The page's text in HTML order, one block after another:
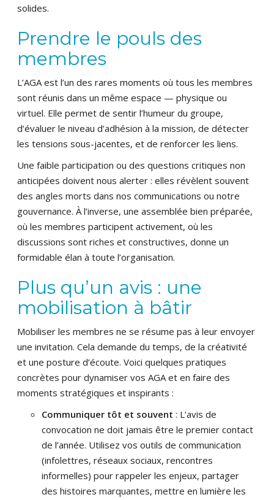
solides.
Prendre le pouls des
membres
L’AGA est l’un des rares moments où tous les membres
sont réunis dans un même espace — physique ou
virtuel. Elle permet de sentir l’humeur du groupe,
d’évaluer le niveau d’adhésion à la mission, de détecter
les tensions sous-jacentes, et de renforcer les liens.
Une faible participation ou des questions critiques non
anticipées doivent nous alerter : elles révèlent souvent
des angles morts dans nos communications ou notre
gouvernance. À l’inverse, une assemblée bien préparée,
où les membres participent activement, où les
discussions sont riches et constructives, donne un
formidable élan à toute l’organisation.
Plus qu’un avis : une
mobilisation à bâtir
Mobiliser les membres ne se résume pas à leur envoyer
une invitation. Cela demande du temps, de la créativité
et une posture d’écoute. Voici quelques pratiques
concrètes pour dynamiser vos AGA et en faire des
moments stratégiques et inspirants :
Communiquer tôt et souvent : L’avis de
convocation ne doit jamais être le premier contact
de l’année. Utilisez vos outils de communication
(infolettres, réseaux sociaux, rencontres
informelles) pour rappeler les enjeux, partager
des histoires marquantes, mettre en lumière les